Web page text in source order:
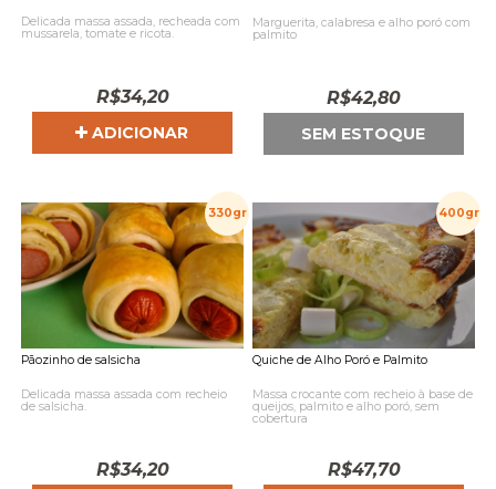
Delicada massa assada, recheada com
mussarela, tomate e ricota.
R$34,20
ADICIONAR
Marguerita, calabresa e alho poró com
palmito
R$42,80
SEM ESTOQUE
330gr
Pãozinho de salsicha
Delicada massa assada com recheio
de salsicha.
R$34,20
400gr
Quiche de Alho Poró e Palmito
Massa crocante com recheio à base de
queijos, palmito e alho poró, sem
cobertura
R$47,70